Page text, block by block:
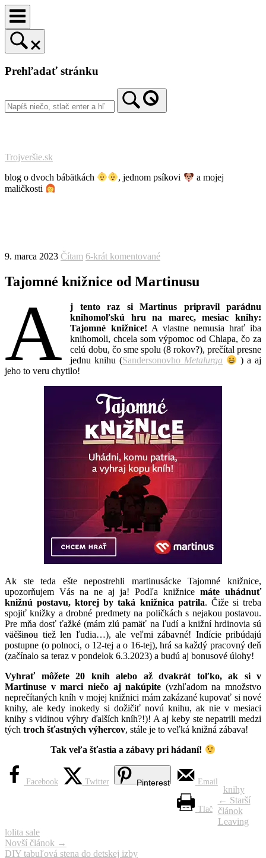
Prejsť
na
obsah
Prehľadať stránku
Trojveršie.sk
blog o dvoch bábätkách , jednom psíkovi
a mojej
maličkosti
9. marca 2023 Čítam 6-krát komentované
Tajomné knižnice od Martinusu
A
j tento raz si Martinus pripravil parádnu
knihomoľskú hru na marec, mesiac knihy:
Tajomné knižnice! A vlastne nemusia hrať iba
knihomoli, chcela som výpomoc od Chlapa, čo za
celú dobu, čo sme spolu (8 rokov?), prečítal presne
jednu knihu (SandersonovhoMetalurga
) a aj
jeho to veru chytilo!
Ak ste teda ešte nepostrehli martinusácke Tajomné knižnice,
upozorňujem Vás na ne aj ja! Podľa knižnice máte uhádnuť
knižnú postavu, ktorej by taká knižnica patrila. Čiže si treba
spojiť knižky a drobné predmety na poličkách s nejakou postavou.
Pre mňa dosť ťažké (mám zlú pamäť na ľudí a knižní hrdinovia sú
väčšinou tiež len ľudia…), ale veľmi zábavné! Indície pribúdajú
postupne (o polnoci, o 12-tej a o 16-tej), hrá sa každý pracovný deň
(začínalo sa teraz v pondelok 6.3.2023) a budú aj bonusové úlohy!
Vyhrať môžete 20 kníh alebo až dvakrát toľko, ak si v
Martinuse v marci niečo aj nakúpite (vzhľadom na množstvo
neprečítaných kníh v mojej knižnici mám zakázané kupovať si nové
knihy, ale kedy inokedy si dožičiť novú knihu, ak nie v mesiaci
knihy s vidinou výhry ďalších kníh?!)! A aj keby ste nepatrili medzi
tých troch šťastných výhercov, stále je to veľká knižná zábava!
Tak veľa šťastia a zábavy pri hádaní!
Facebook Twitter Pinterest Email
Tlač
knihy
← Starší
článok
Leaving
lolita sale
Novší článok →
DIY tabuľová stena do detskej izby